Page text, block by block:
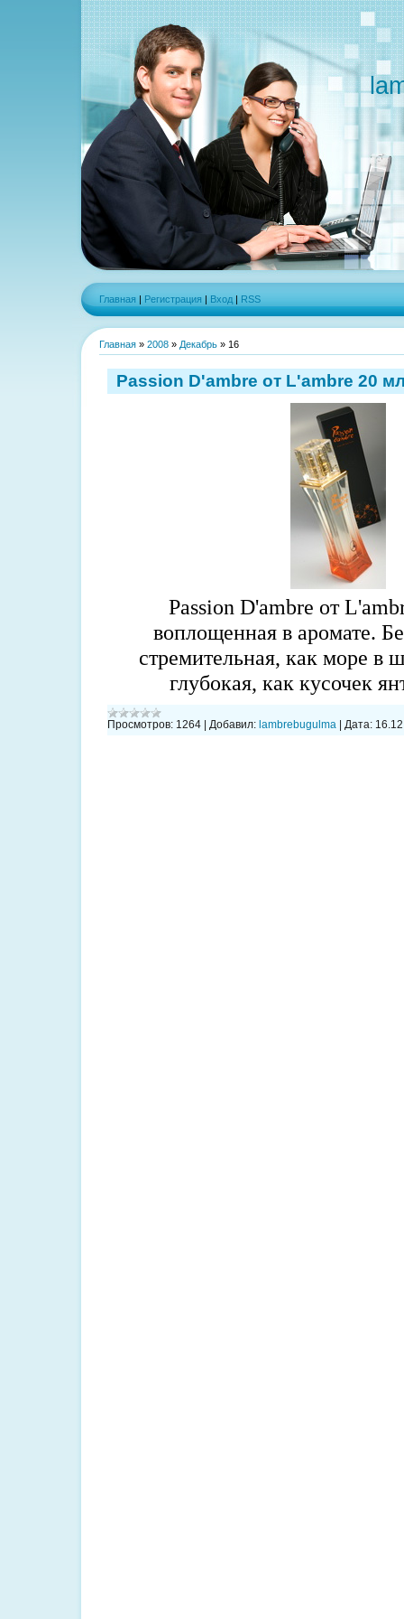
Главная | Регистрация | Вход | RSS
Главная » 2008 » Декабрь » 16
Passion D'ambre от L'ambre 20
Passion D'ambre от
воплощенная в аромате.
стремительная, как море в
глубокая, как кусочек
Просмотров: 1264 | Добавил: lambrebugulma | Дата: